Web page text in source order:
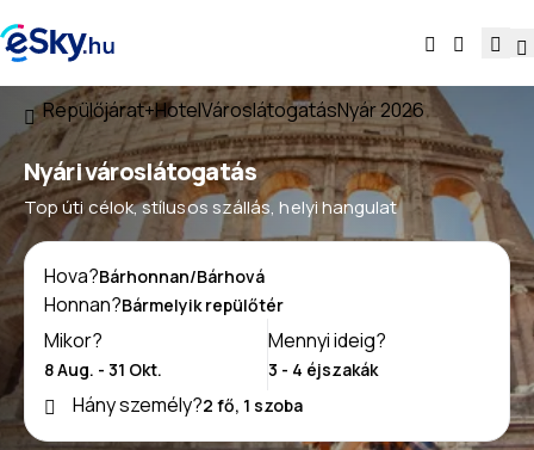
Repülőjárat+HotelVároslátogatásNyár 2026
Nyári városlátogatás
Top úti célok, stílusos szállás, helyi hangulat
Hova?
Honnan?
Mikor?
Mennyi ideig?
Hány személy?